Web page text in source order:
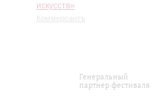
искусств»
Коммерсантъ
Генеральный
партнер фестиваля